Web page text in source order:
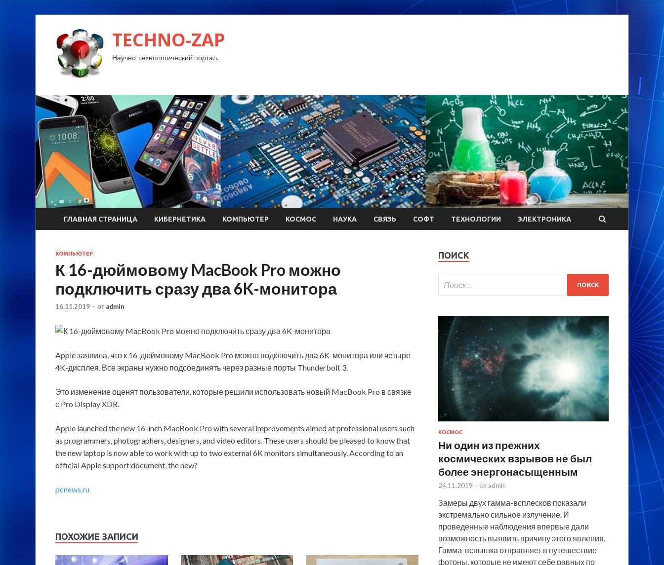
TECHNO-ZAP
Научно-технологический портал.
ГЛАВНАЯ СТРАНИЦА КИБЕРНЕТИКА КОМПЬЮТЕР КОСМОС НАУКА СВЯЗЬ СОФТ ТЕХНОЛОГИИ ЭЛЕКТРОНИКА
КОМПЬЮТЕР
К 16-дюймовому MacBook Pro можно
подключить сразу два 6K-монитора
16.11.2019 - от admin
Apple заявила, что к 16-дюймовому MacBook Pro можно подключить два 6K-монитора или четыре
4K-дисплея. Все экраны нужно подсоединять через разные порты Thunderbolt 3.
Это изменение оценят пользователи, которые решили использовать новый MacBook Pro в связке
с Pro Display XDR.
Apple launched the new 16-inch MacBook Pro with several improvements aimed at professional users such
as programmers, photographers, designers, and video editors. These users should be pleased to know that
the new laptop is now able to work with up to two external 6K monitors simultaneously. According to an
official Apple support document, the new?
pcnews.ru
ПОХОЖИЕ ЗАПИСИ
ПОИСК
КОСМОС
Ни один из прежних
космических взрывов не был
более энергонасыщенным
24.11.2019 - от admin
Замеры двух гамма-всплесков показали
экстремально сильное излучение. И
проведенные наблюдения впервые дали
возможность выявить причину этого явления.
Гамма-вспышка отправляет в путешествие
фотоны, которые не имеют себе равных по